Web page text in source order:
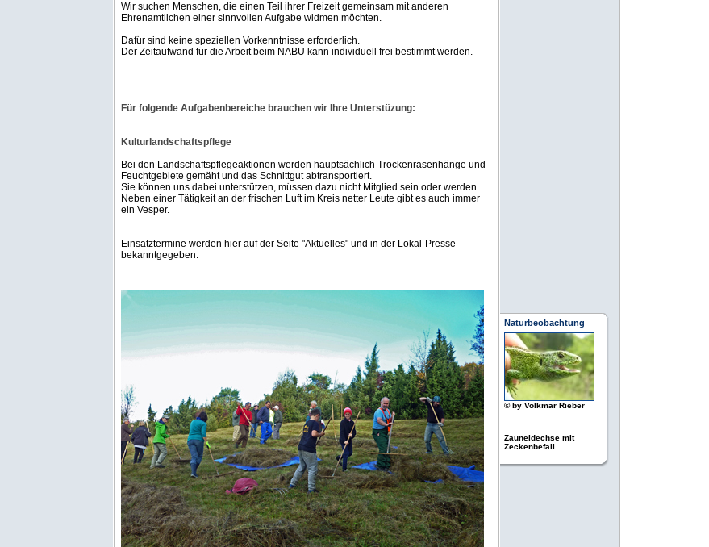
Wir suchen Menschen, die einen Teil ihrer Freizeit gemeinsam mit anderen
Ehrenamtlichen einer sinnvollen Aufgabe widmen möchten.
Dafür sind keine speziellen Vorkenntnisse erforderlich.
Der Zeitaufwand für die Arbeit beim NABU kann individuell frei bestimmt werden.
Für folgende Aufgabenbereiche brauchen wir Ihre Unterstüzung:
Kulturlandschaftspflege
Bei den Landschaftspflegeaktionen werden hauptsächlich Trockenrasenhänge und
Feuchtgebiete gemäht und das Schnittgut abtransportiert.
Sie können uns dabei unterstützen, müssen dazu nicht Mitglied sein oder werden.
Neben einer Tätigkeit an der frischen Luft im Kreis netter Leute gibt es auch immer
ein Vesper.
Einsatztermine werden hier auf der Seite "Aktuelles" und in der Lokal-Presse
bekanntgegeben.
Naturbeobachtung
© by Volkmar Rieber
Zauneidechse mit
Zeckenbefall